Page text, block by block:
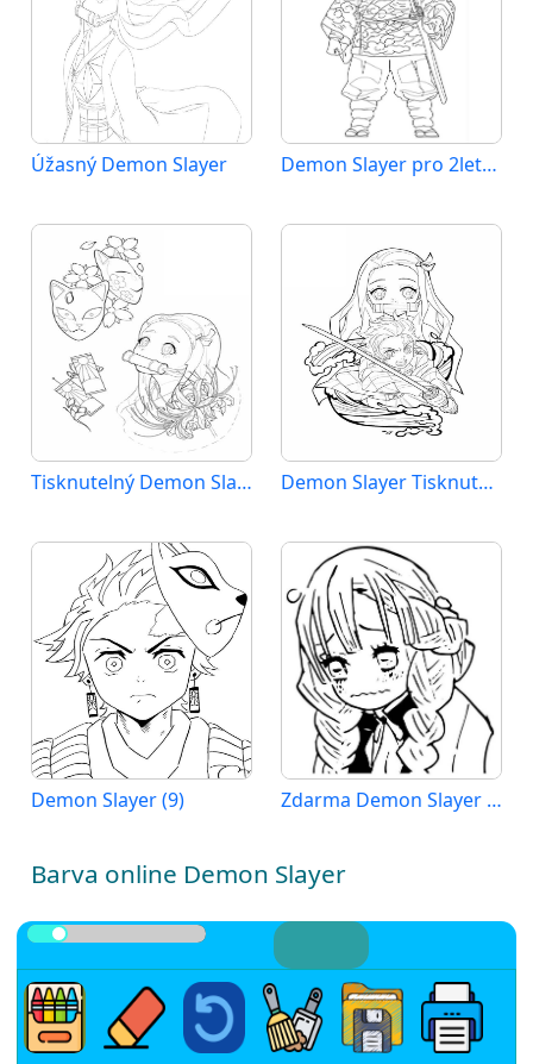
Úžasný Demon Slayer Demon Slayer pro 2leté Děti
Tisknutelný Demon Slayer Demon Slayer Tisknutelný Zdarma
Demon Slayer (9) Zdarma Demon Slayer k Tisku pro Děti
Barva online Demon Slayer